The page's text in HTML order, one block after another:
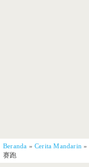
Beranda »Cerita Mandarin »
赛跑